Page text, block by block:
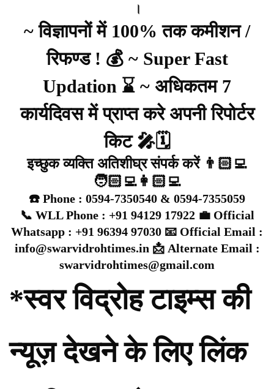
।
~ विज्ञापनों में 100% तक कमीशन /
रिफण्ड ! 💰 ~ Super Fast
Updation ⌛ ~ अधिकतम 7
कार्यदिवस में प्राप्त करे अपनी रिपोर्टर
किट 🎤🗓️
इच्छुक व्यक्ति अतिशीघ्र संपर्क करें 👨🏻‍💻
🧑🏻‍💻👩🏻‍💻
☎️ Phone : 0594-7350540 & 0594-7355059
📞 WLL Phone : +91 94129 17922 💼 Official
Whatsapp : +91 96394 97030 📧 Official Email :
info@swarvidrohtimes.in 📩 Alternate Email :
swarvidrohtimes@gmail.com
*स्वर विद्रोह टाइम्स की
न्यूज़ देखने के लिए लिंक